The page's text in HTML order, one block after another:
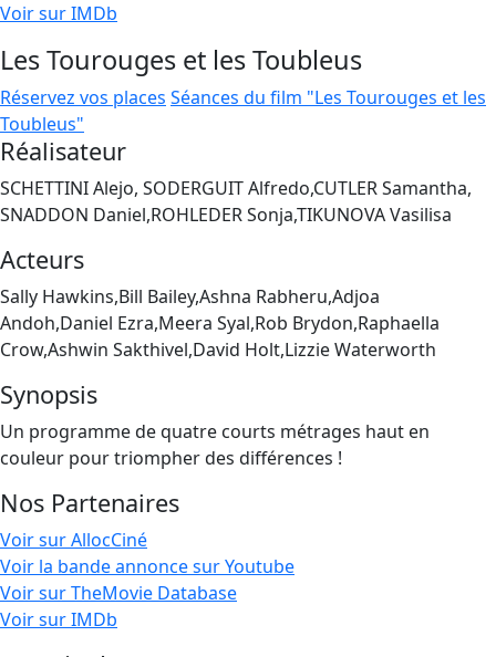
Voir sur IMDb
Les Tourouges et les Toubleus
Réservez vos places Séances du film "Les Tourouges et les
Toubleus"
Réalisateur
SCHETTINI Alejo, SODERGUIT Alfredo,CUTLER Samantha,
SNADDON Daniel,ROHLEDER Sonja,TIKUNOVA Vasilisa
Acteurs
Sally Hawkins,Bill Bailey,Ashna Rabheru,Adjoa
Andoh,Daniel Ezra,Meera Syal,Rob Brydon,Raphaella
Crow,Ashwin Sakthivel,David Holt,Lizzie Waterworth
Synopsis
Un programme de quatre courts métrages haut en
couleur pour triompher des différences !
Nos Partenaires
Voir sur AllocCiné
Voir la bande annonce sur Youtube
Voir sur TheMovie Database
Voir sur IMDb